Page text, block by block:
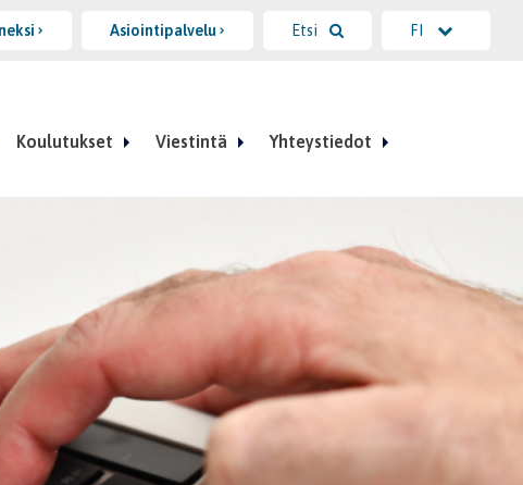
Asiointipalvelu Etsi FI
Koulutukset Viestintä Yhteystiedot